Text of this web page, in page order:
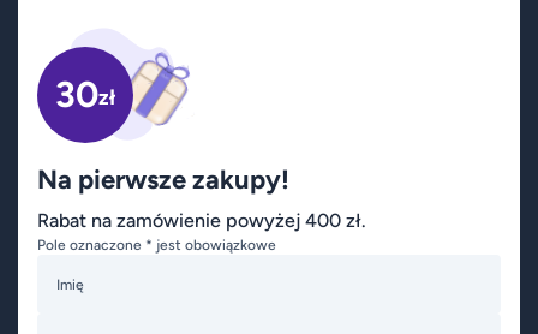
30zł
Na pierwsze zakupy!
Rabat na zamówienie powyżej 400 zł.
Pole oznaczone * jest obowiązkowe
Imię